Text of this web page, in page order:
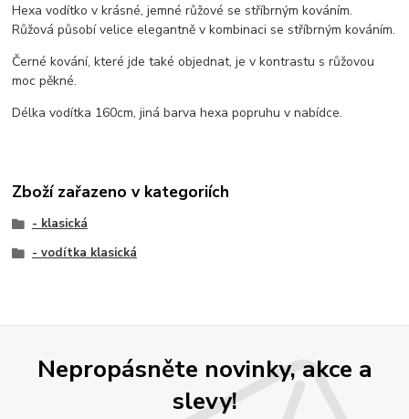
Hexa vodítko v krásné, jemné růžové se stříbrným kováním.
Růžová působí velice elegantně v kombinaci se stříbrným kováním.
Černé kování, které jde také objednat, je v kontrastu s růžovou
moc pěkné.
Délka vodítka 160cm, jiná barva hexa popruhu v nabídce.
Zboží zařazeno v kategoriích
- klasická
- vodítka klasická
Nepropásněte novinky, akce a
slevy!